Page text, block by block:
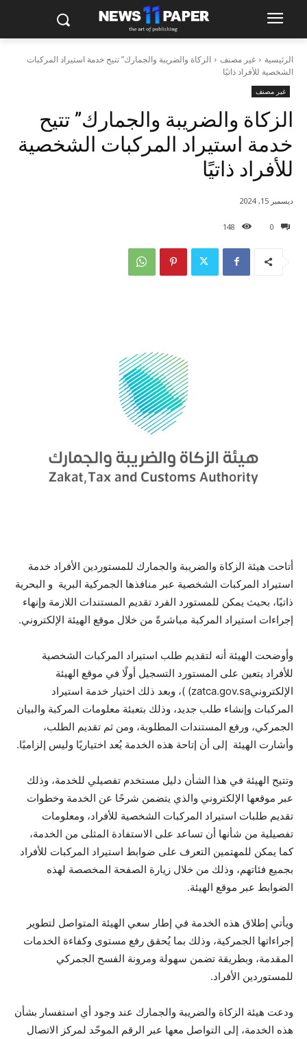
الرئيسية غير مصنف
الزكاة والضريبة والجمارك” تتيح خدمة استيراد المركبات
الشخصية للأفراد ذاتيًا
غير مصنف
الزكاة والضريبة والجمارك” تتيح
خدمة استيراد المركبات الشخصية
للأفراد ذاتيًا
0
148
ديسمبر 15, 2024
أتاحت هيئة الزكاة والضريبة والجمارك للمستوردين الأفراد خدمة
استيراد المركبات الشخصية عبر منافذها الجمركية البرية و البحرية
ذاتيًا، بحيث يمكن للمستورد الفرد تقديم المستندات اللازمة وإنهاء
إجراءات استيراد المركبة مباشرةً من خلال موقع الهيئة الإلكتروني.
وأوضحت الهيئة أنه لتقديم طلب استيراد المركبات الشخصية
للأفراد يتعين على المستورد التسجيل أولًا في موقع الهيئة
الإلكترونيzatca.gov.sa) )، وبعد ذلك اختيار خدمة استيراد
المركبات وإنشاء طلب جديد، وذلك بتعبئة معلومات المركبة والبيان
الجمركي، ورفع المستندات المطلوبة، ومن ثم تقديم الطلب،
وأشارت الهيئة إلى أن إتاحة هذه الخدمة يُعد اختياريًا وليس إلزاميًا.
وتتيح الهيئة في هذا الشأن دليل مستخدم تفصيلي للخدمة، وذلك
عبر موقعها الإلكتروني والذي يتضمن شرحًا عن الخدمة وخطوات
تقديم طلبات استيراد المركبات الشخصية للأفراد، ومعلومات
تفصيلية من شأنها أن تساعد على الاستفادة المثلى من الخدمة،
كما يمكن للمهتمين التعرف على ضوابط استيراد المركبات للأفراد
بجميع فئاتهم، وذلك من خلال زيارة الصفحة المخصصة لهذه
الضوابط عبر موقع الهيئة.
ويأتي إطلاق هذه الخدمة في إطار سعي الهيئة المتواصل لتطوير
إجراءاتها الجمركية، وذلك بما يُحقق رفع مستوى وكفاءة الخدمات
المقدمة، وبطريقة تضمن سهولة ومرونة الفسح الجمركي
للمستوردين الأفراد.
ودعت هيئة الزكاة والضريبة والجمارك عند وجود أي استفسار بشأن
هذه الخدمة، إلى التواصل معها عبر الرقم الموحّد لمركز الاتصال